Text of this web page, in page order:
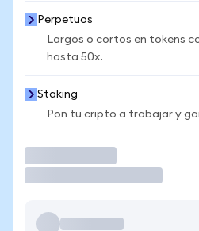
Perpetuos
Largos o cortos en tokens
hasta 50x.
Staking
Pon tu cripto a trabajar y